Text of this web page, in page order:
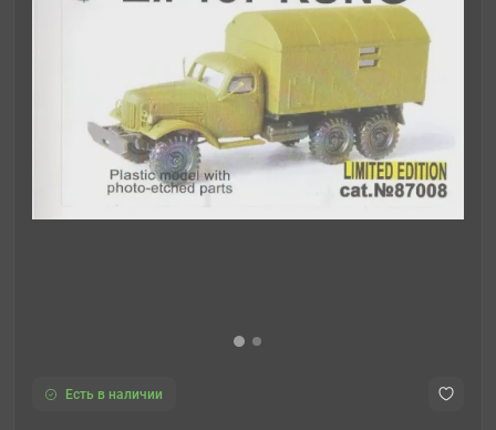
Есть в наличии